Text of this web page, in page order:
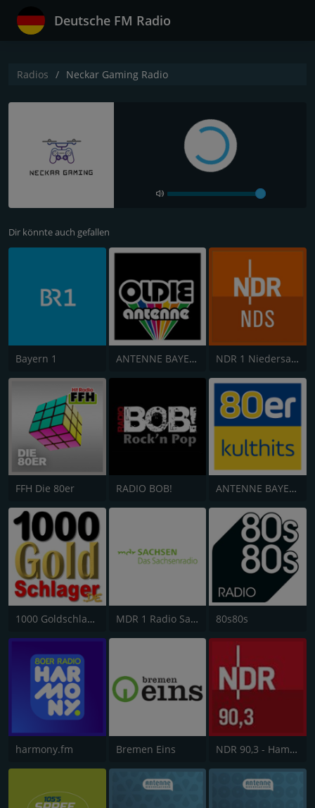
Deutsche FM Radio
Radios Neckar Gaming Radio
Dir könnte auch gefallen
Bayern 1 ANTENNE BAYERN Oldies but Goldies NDR 1 Niedersachsen
FFH Die 80er RADIO BOB! ANTENNE BAYERN 80er Kulthits
1000 Goldschlager MDR 1 Radio Sachsen 80s80s
harmony.fm Bremen Eins NDR 90,3 - Hamburg